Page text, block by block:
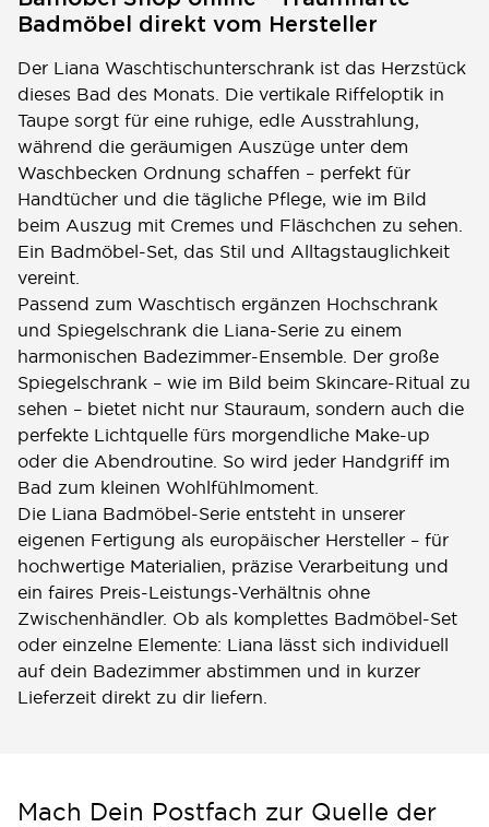
Badmöbel direkt vom Hersteller
Der Liana Waschtischunterschrank ist das Herzstück
dieses Bad des Monats. Die vertikale Riffeloptik in
Taupe sorgt für eine ruhige, edle Ausstrahlung,
während die geräumigen Auszüge unter dem
Waschbecken Ordnung schaffen – perfekt für
Handtücher und die tägliche Pflege, wie im Bild
beim Auszug mit Cremes und Fläschchen zu sehen.
Ein Badmöbel-Set, das Stil und Alltagstauglichkeit
vereint.
Passend zum Waschtisch ergänzen Hochschrank
und Spiegelschrank die Liana-Serie zu einem
harmonischen Badezimmer-Ensemble. Der große
Spiegelschrank – wie im Bild beim Skincare-Ritual zu
sehen – bietet nicht nur Stauraum, sondern auch die
perfekte Lichtquelle fürs morgendliche Make-up
oder die Abendroutine. So wird jeder Handgriff im
Bad zum kleinen Wohlfühlmoment.
Die Liana Badmöbel-Serie entsteht in unserer
eigenen Fertigung als europäischer Hersteller – für
hochwertige Materialien, präzise Verarbeitung und
ein faires Preis-Leistungs-Verhältnis ohne
Zwischenhändler. Ob als komplettes Badmöbel-Set
oder einzelne Elemente: Liana lässt sich individuell
auf dein Badezimmer abstimmen und in kurzer
Lieferzeit direkt zu dir liefern.
Mach Dein Postfach zur Quelle der